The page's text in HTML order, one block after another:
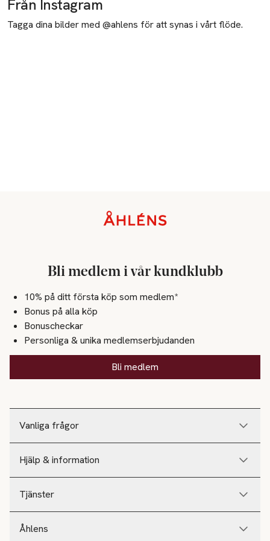
Från Instagram
Tagga dina bilder med @ahlens för att synas i vårt flöde.
Vanliga frågor
Hjälp & information
Tjänster
Åhlens
Bli medlem i vår kundklubb
10% på ditt första köp som medlem*
Bonus på alla köp
Bonuscheckar
Personliga & unika medlemserbjudanden
Bli medlem